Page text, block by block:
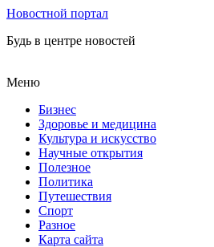
Новостной портал
Будь в центре новостей
Меню
Бизнес
Здоровье и медицина
Культура и искусство
Научные открытия
Полезное
Политика
Путешествия
Спорт
Разное
Карта сайта